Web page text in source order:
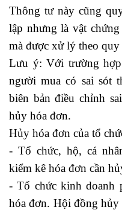
Thông tư này cũng
lập nhưng là vật
mà được xử lý theo
Lưu ý: Với trường
người mua có sai sót
biên bản điều chỉnh
hủy hóa đơn.
Hủy hóa đơn của tổ
- Tổ chức, hộ, cá
kiểm kê hóa đơn cần
- Tổ chức kinh doanh
hóa đơn. Hội đồng hủy